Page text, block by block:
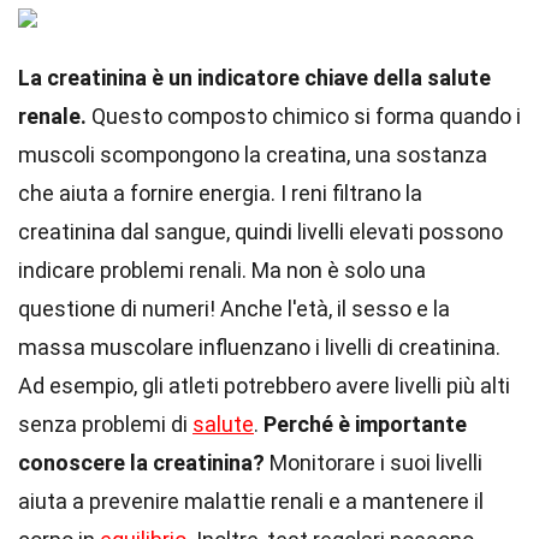
La creatinina è un indicatore chiave della salute
renale. Questo composto chimico si forma quando i
muscoli scompongono la creatina, una sostanza
che aiuta a fornire energia. I reni filtrano la
creatinina dal sangue, quindi livelli elevati possono
indicare problemi renali. Ma non è solo una
questione di numeri! Anche l'età, il sesso e la
massa muscolare influenzano i livelli di creatinina.
Ad esempio, gli atleti potrebbero avere livelli più alti
senza problemi di salute. Perché è importante
conoscere la creatinina? Monitorare i suoi livelli
aiuta a prevenire malattie renali e a mantenere il